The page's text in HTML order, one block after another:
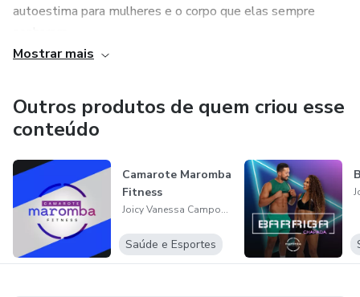
autoestima para mulheres e o corpo que elas sempre
🏋🏻‍♀️Especialista de Treinos em Casa
muscular
💪🏻Treine personalizado comigo!
Mostrar mais
Outros produtos de quem criou esse
conteúdo
Camarote Maromba
Fitness
Joicy Vanessa Campos Silva
Saúde e Esportes